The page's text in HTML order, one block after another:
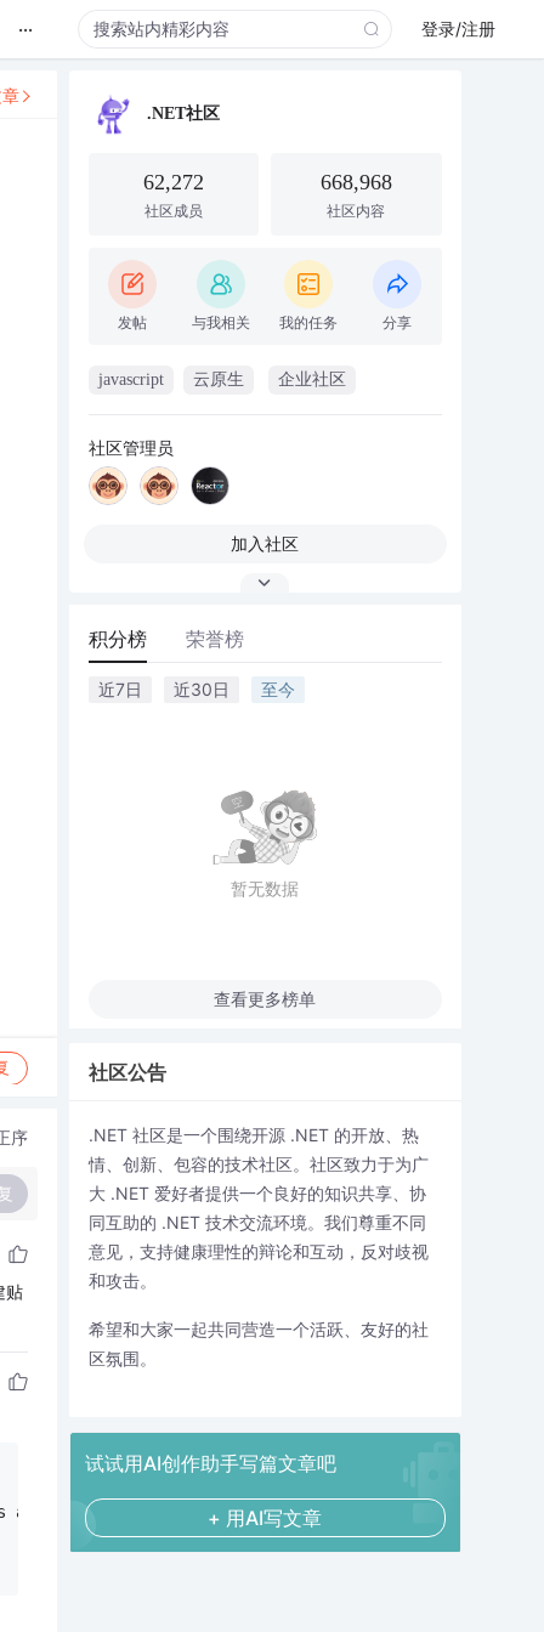
... 登录/注册
序
贴
a
.NET社区
62,272
社区成员
668,968
社区内容
发帖 与我相关 我的任务 分享
javascript 云原生 企业社区
社区管理员
加入社区
积分榜 荣誉榜
近7日 近30日 至今
暂无数据
查看更多榜单
社区公告
.NET 社区是一个围绕开源 .NET 的开放、热
情、创新、包容的技术社区。社区致力于为广
大 .NET 爱好者提供一个良好的知识共享、协
同互助的 .NET 技术交流环境。我们尊重不同
意见，支持健康理性的辩论和互动，反对歧视
和攻击。
希望和大家一起共同营造一个活跃、友好的社
区氛围。
试试用AI创作助手写篇文章吧
+ 用AI写文章